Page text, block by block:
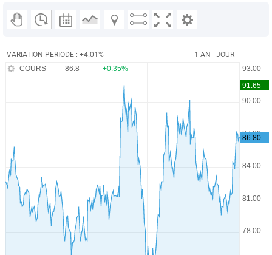
VARIATION PERIODE : +4.01% 1 AN - JOUR
COURS 86.8 +0.35%